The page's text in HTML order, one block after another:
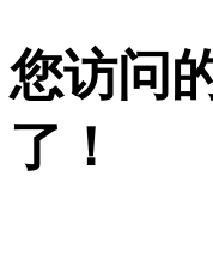
您访问
了！